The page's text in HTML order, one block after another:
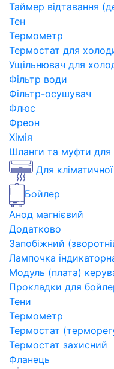
Таймер відтавання
Тен
Термометр
Термостат для
Ущільнювач для
Фільтр води
Фільтр-осушувач
Флюс
Фреон
Хімія
Шланги та муфти
Для
Бойлер
Анод магнієвий
Додатково
Запобіжний
Лампочка
Модуль (плата)
Прокладки для
Тени
Термометр
Термостат
Термостат захисний
Фланець